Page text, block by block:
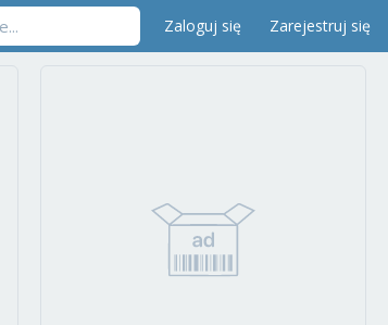
Zaloguj się Zarejestruj się